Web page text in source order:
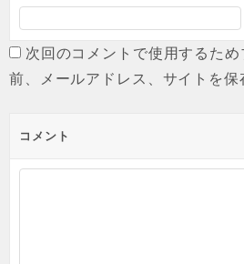
次回のコメントで使用するた
前、メールアドレス、サイトを保
コメント